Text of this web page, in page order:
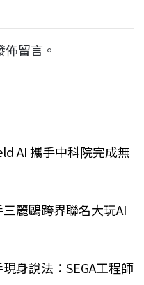
留言。
AI 攜手中科院完成無
麗鷗跨界聯名大玩AI
身說法：SEGA工程師